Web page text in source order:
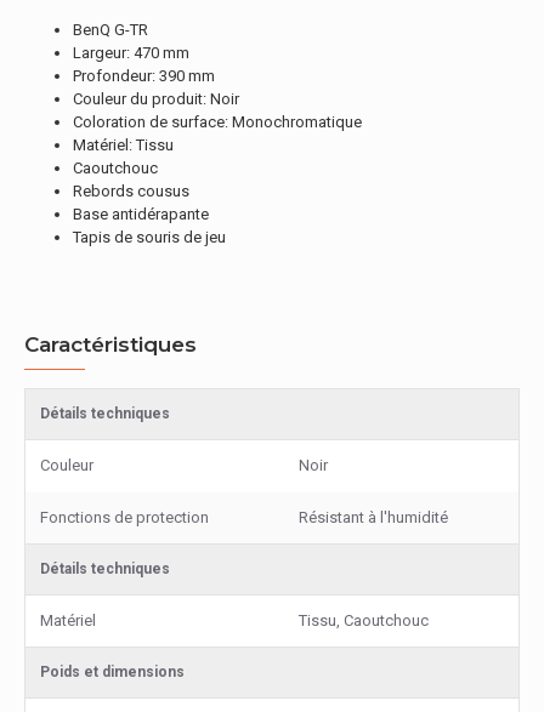
BenQ G-TR
Largeur: 470 mm
Profondeur: 390 mm
Couleur du produit: Noir
Coloration de surface: Monochromatique
Matériel: Tissu
Caoutchouc
Rebords cousus
Base antidérapante
Tapis de souris de jeu
Caractéristiques
Détails techniques
Couleur Noir
Fonctions de protection Résistant à l'humidité
Détails techniques
Matériel Tissu, Caoutchouc
Poids et dimensions